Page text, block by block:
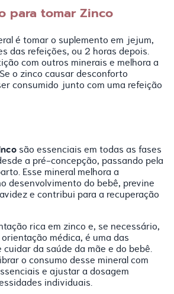
para tomar Zinco
é tomar o suplemento em jejum,
das refeições, ou 2 horas depois.
com outros minerais e melhora a
o zinco causar desconforto
consumido junto com uma refeição
são essenciais em todas as fases
a pré-concepção, passando pela
Esse mineral melhora a
desenvolvimento do bebê, previne
e contribui para a recuperação
rica em zinco e, se necessário,
médica, é uma das
da saúde da mãe e do bebê.
o consumo desse mineral com
e ajustar a dosagem
individuais.